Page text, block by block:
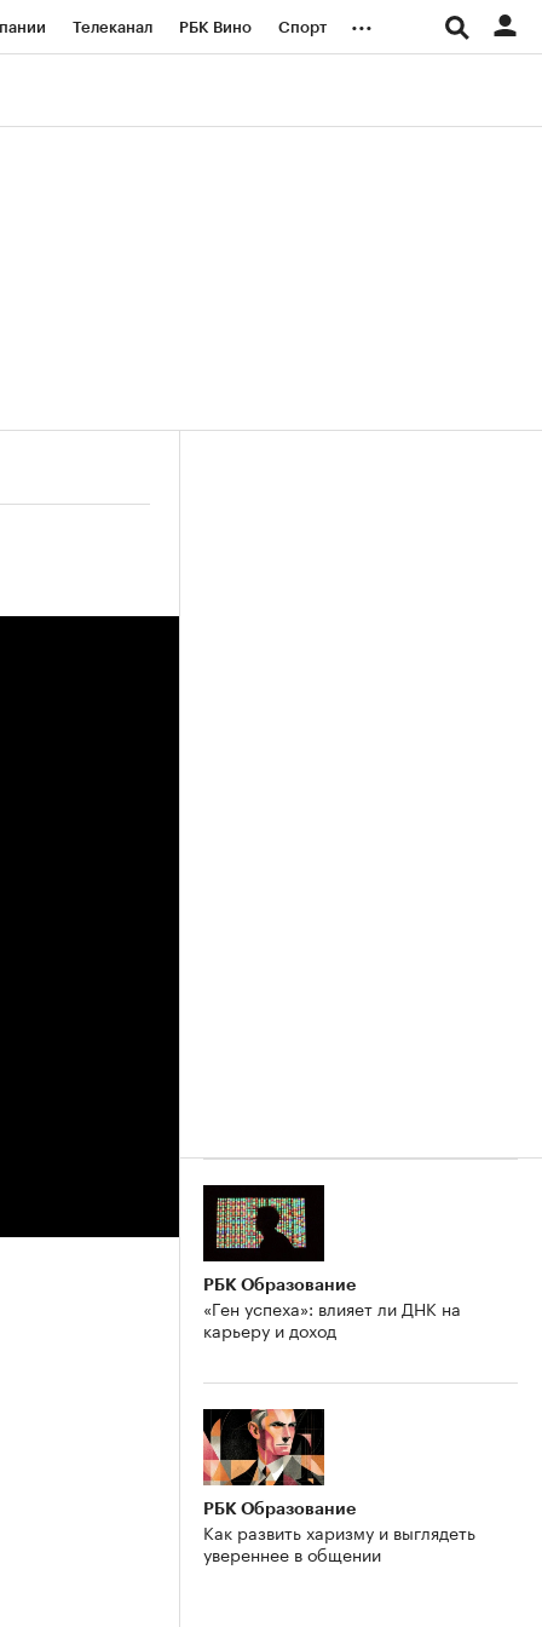
Телеканал РБК Вино Спорт ...
РБК Образование
«Ген успеха»: влияет ли ДНК на
карьеру и доход
РБК Образование
Как развить харизму и выглядеть
увереннее в общении